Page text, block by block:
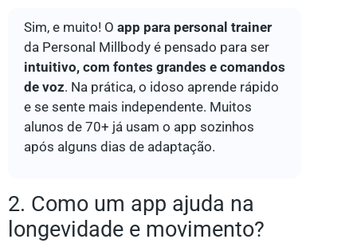
Sim, e muito! O app para personal trainer
da Personal Millbody é pensado para ser
intuitivo, com fontes grandes e comandos
de voz. Na prática, o idoso aprende rápido
e se sente mais independente. Muitos
alunos de 70+ já usam o app sozinhos
após alguns dias de adaptação.
2. Como um app ajuda na
longevidade e movimento?